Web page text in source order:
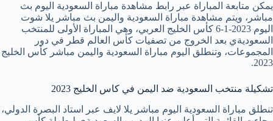
يمكن متابعة المباراة عبر رابط مشاهدة مباراة السعودية اليوم بث
مباشر، ويتم مشاهدة مباراة السعودية واليمن بث مباشر يلا شوت
اليوم 2023-1-6 كأس الخليج العربي، وهي المباراة الأولى للمنتخب
السعوديةي بعد الخروج من تصفيات كأس العالم قطر في دور
المجموعات، وتنطلق اليوم مباراة السعودية واليمن مباشر كأس الخليج
2023.
تشكيلة منتخب السعودية ضد اليمن في كاس الخليج 2023
تنطلق مباراة السعودية اليوم مباشر يلا لايف عبر استاد البصرة الدولي،